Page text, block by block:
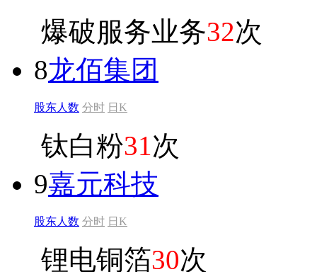
爆破服务业务32次
8龙佰集团
股东人数 分时 日K
钛白粉31次
9嘉元科技
股东人数 分时 日K
锂电铜箔30次